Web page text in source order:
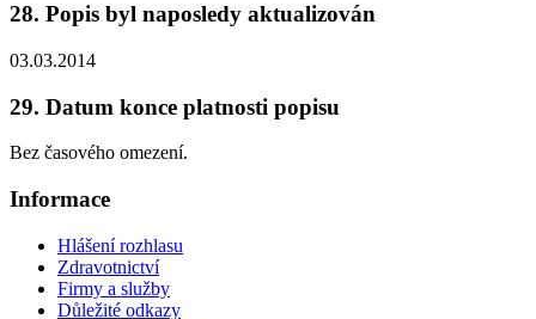
28. Popis byl naposledy aktualizován
03.03.2014
29. Datum konce platnosti popisu
Bez časového omezení.
Informace
Hlášení rozhlasu
Zdravotnictví
Firmy a služby
Důležité odkazy